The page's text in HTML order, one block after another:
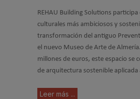
REHAU Building Solutions
culturales más ambiciosos y
transformación del antiguo
el nuevo Museo de Arte de
millones de euros, este espacio
de arquitectura sostenible aplicada
Leer más ...